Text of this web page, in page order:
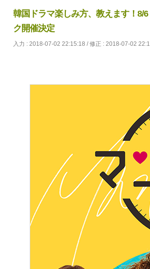
韓国ドラマ楽しみ方、教えます！8/
ク開催決定
入力 : 2018-07-02 22:15:18 / 修正 : 2018-07-02